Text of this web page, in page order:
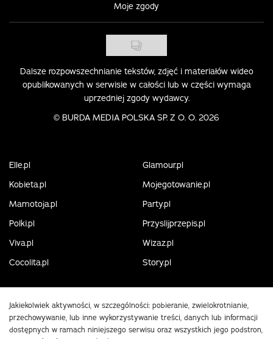
Moje zgody
Dalsze rozpowszechnianie tekstów, zdjęć i materiałów wideo
opublikowanych w serwisie w całości lub w części wymaga
uprzedniej zgody wydawcy.
© BURDA MEDIA POLSKA SP. Z O. O. 2026
Elle.pl
Glamour.pl
Kobieta.pl
Mojegotowanie.pl
Mamotoja.pl
Party.pl
Polki.pl
Przyslijprzepis.pl
Viva.pl
Wizaz.pl
Cocolita.pl
Story.pl
Jakiekolwiek aktywności, w szczególności: pobieranie, zwielokrotnianie,
przechowywanie, lub inne wykorzystywanie treści, danych lub informacji
dostępnych w ramach niniejszego serwisu oraz wszystkich jego podstron,